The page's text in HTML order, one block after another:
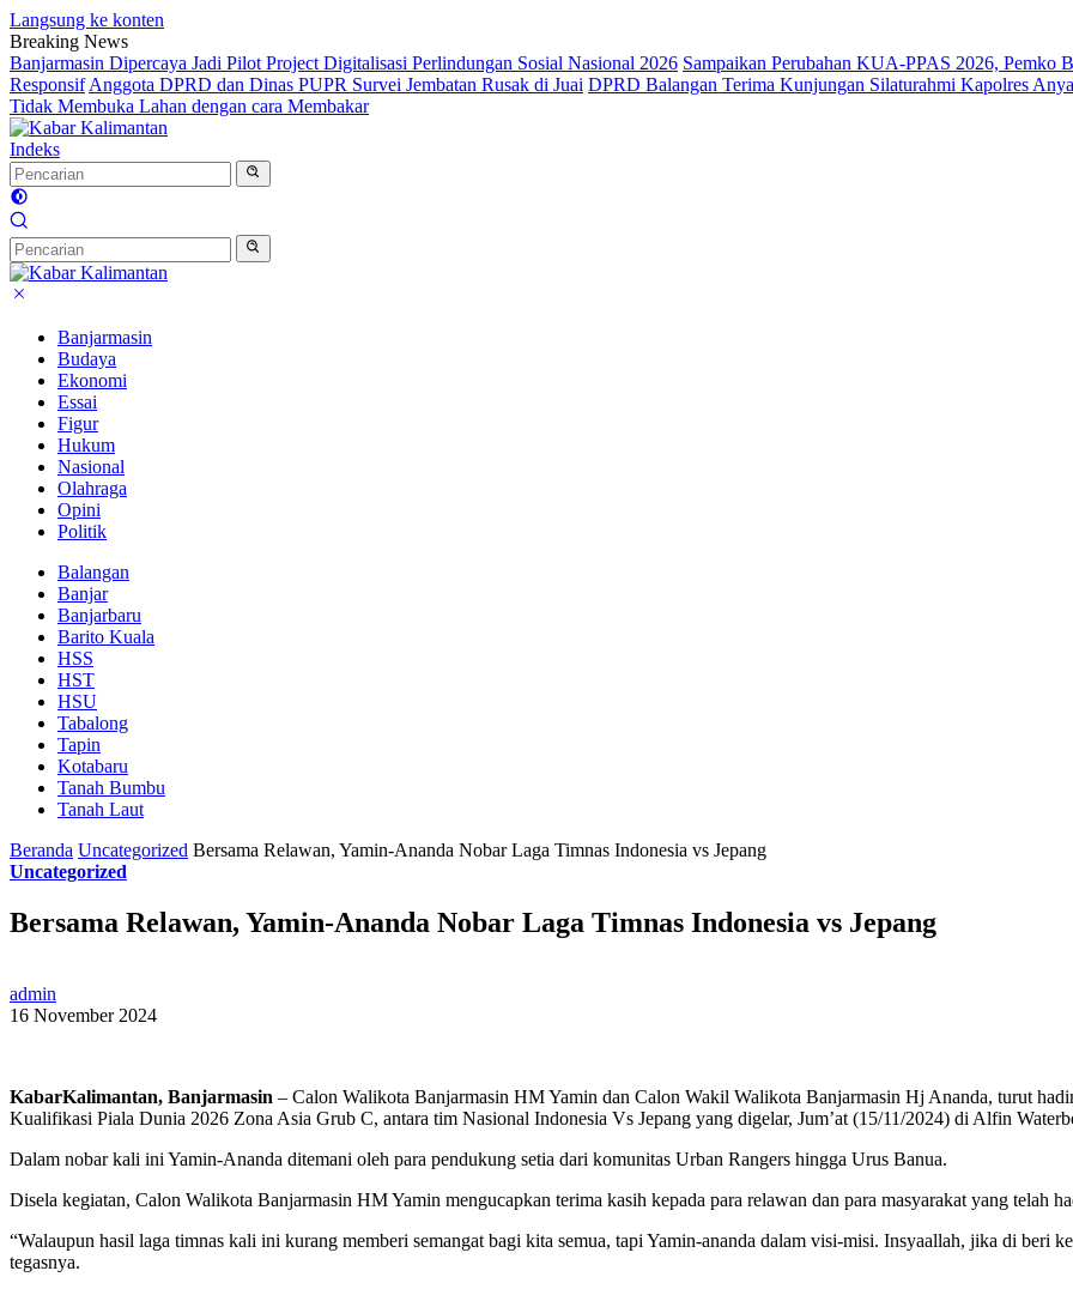
Langsung ke konten
Breaking News
Banjarmasin Dipercaya Jadi Pilot Project Digitalisasi Perlindungan Sosial Nasional 2026 Sampaikan Perubahan KUA-PPAS 2026, Pemko
Responsif Anggota DPRD dan Dinas PUPR Survei Jembatan Rusak di Juai DPRD Balangan Terima Kunjungan Silaturahmi Kapolres
Tidak Membuka Lahan dengan cara Membakar
Indeks
Banjarmasin
Budaya
Ekonomi
Essai
Figur
Hukum
Nasional
Olahraga
Opini
Politik
Balangan
Banjar
Banjarbaru
Barito Kuala
HSS
HST
HSU
Tabalong
Tapin
Kotabaru
Tanah Bumbu
Tanah Laut
Beranda Uncategorized Bersama Relawan, Yamin-Ananda Nobar Laga Timnas Indonesia vs Jepang
Uncategorized
Bersama Relawan, Yamin-Ananda Nobar Laga Timnas Indonesia vs Jepang
admin
16 November 2024
KabarKalimantan, Banjarmasin – Calon Walikota Banjarmasin HM Yamin dan Calon Wakil Walikota Banjarmasin Hj Ananda, turut
Kualifikasi Piala Dunia 2026 Zona Asia Grub C, antara tim Nasional Indonesia Vs Jepang yang digelar, Jum’at (15/11/2024) di Alfin
Dalam nobar kali ini Yamin-Ananda ditemani oleh para pendukung setia dari komunitas Urban Rangers hingga Urus Banua.
Disela kegiatan, Calon Walikota Banjarmasin HM Yamin mengucapkan terima kasih kepada para relawan dan para masyarakat yang telah
“Walaupun hasil laga timnas kali ini kurang memberi semangat bagi kita semua, tapi Yamin-ananda dalam visi-misi. Insyaallah, jika di beri
tegasnya.